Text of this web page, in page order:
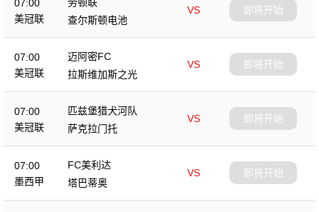
07:00
美冠联
VS
查尔斯顿电池
即将开始
07:00
美冠联
迈阿密FC
VS
拉斯维加斯之光
即将开始
07:00
美冠联
匹兹堡猎犬河队
VS
萨克拉门托
即将开始
07:00
墨西甲
FC美利达
VS
塔巴蒂奥
即将开始